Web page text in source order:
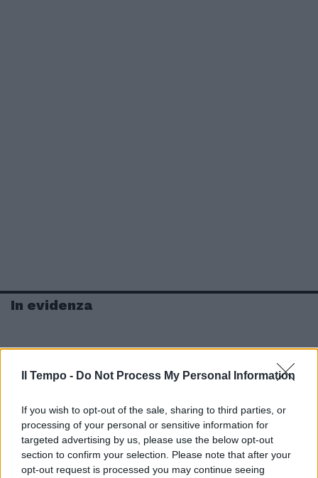
Il Tempo - Do Not Process My Personal Information
If you wish to opt-out of the sale, sharing to third parties, or
processing of your personal or sensitive information for
targeted advertising by us, please use the below opt-out
section to confirm your selection. Please note that after your
opt-out request is processed you may continue seeing
In evidenza